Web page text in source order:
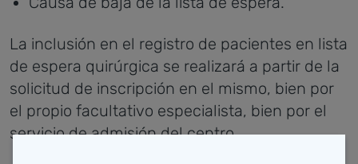
La inclusión en el registro de pacientes en lista
de espera quirúrgica se realizará a partir de la
solicitud de inscripción en el mismo, bien por
el propio facultativo especialista, bien por el
servicio de admisión del centro.